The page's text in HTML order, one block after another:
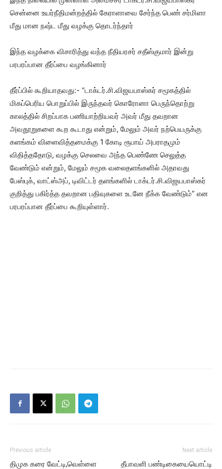
சென்னை உயர்நீதிமன்றத்தில் கேராளாவை சேர்ந்த பெண் சர்மிளா
மீது மான நஷ்ட மீது வழக்கு தொடர்ந்தார்
இந்த வழக்கை விசாரித்து வந்த நீதியரசர் சதீஸ்குமார் இன்று
பரபரப்பான தீர்ப்பை வழங்கினார்
தீர்ப்பில் கூறியாதவது:- “டாக்டர்.சி.விஜயபாஸ்கர் சமூகத்தில்
மிகப்பெரிய பொறுப்பில் இருந்தவர் கொரோனா பெருந்தொற்று
காலத்தில் சிறப்பாக பணியாற்றியவர் அவர் மீது தவறான
அவதூறுகளை கூற கூடாது என்றும், மேலும் அவர் நற்பெயருக்கு
களங்கம் விளைவித்தமைக்கு 1 கோடி ரூபாய் அபராதமும்
விதித்ததோடு, வழக்கு செலவை அந்த பெண்ணே செலுத்த
வேண்டும் என்றும், மேலும் சமூக வலைதளங்களில் அதாவது
பேஸ்புக், வாட்ஸ்அப், டிவிட்டர் தளங்களில் டாக்டர்.சி.விஜயபாஸ்கர்
குறித்து பகிர்த்த தவறான பதிவுகளை உடனே நீக்க வேண்டும்” என
பரபரப்பான தீர்ப்பை கூறியுள்ளார்.
Previous article
திமுக கரை வேட்டி,வெள்ளை
Next article
தீபாவளி பண்டிகையையொட்டி